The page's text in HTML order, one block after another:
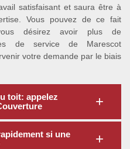
satisfaisant et saura être à
Vous pouvez de ce fait
désirez avoir plus de
de service de Marescot
votre demande par le biais
toit: appelez
si une